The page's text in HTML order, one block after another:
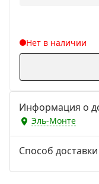
Нет в наличии
Информация о
Эль-Монте
Способ доставки